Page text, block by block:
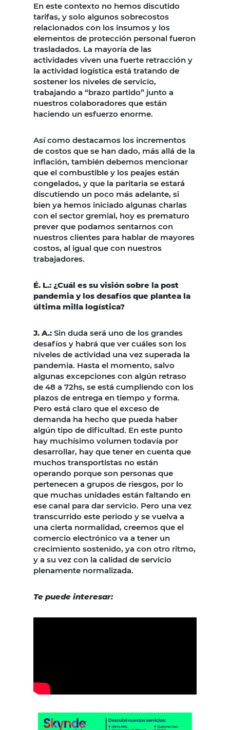
En este contexto no hemos discutido
tarifas, y solo algunos sobrecostos
relacionados con los insumos y los
elementos de protección personal fueron
trasladados. La mayoría de las
actividades viven una fuerte retracción y
la actividad logística está tratando de
sostener los niveles de servicio,
trabajando a “brazo partido” junto a
nuestros colaboradores que están
haciendo un esfuerzo enorme.
Así como destacamos los incrementos
de costos que se han dado, más allá de la
inflación, también debemos mencionar
que el combustible y los peajes están
congelados, y que la paritaria se estará
discutiendo un poco más adelante, si
bien ya hemos iniciado algunas charlas
con el sector gremial, hoy es prematuro
prever que podamos sentarnos con
nuestros clientes para hablar de mayores
costos, al igual que con nuestros
trabajadores.
É. L.: ¿Cuál es su visión sobre la post
pandemia y los desafíos que plantea la
última milla logística?
J. A.: Sin duda será uno de los grandes
desafíos y habrá que ver cuáles son los
niveles de actividad una vez superada la
pandemia. Hasta el momento, salvo
algunas excepciones con algún retraso
de 48 a 72hs, se está cumpliendo con los
plazos de entrega en tiempo y forma.
Pero está claro que el exceso de
demanda ha hecho que pueda haber
algún tipo de dificultad. En este punto
hay muchísimo volumen todavía por
desarrollar, hay que tener en cuenta que
muchos transportistas no están
operando porque son personas que
pertenecen a grupos de riesgos, por lo
que muchas unidades están faltando en
ese canal para dar servicio. Pero una vez
transcurrido este periodo y se vuelva a
una cierta normalidad, creemos que el
comercio electrónico va a tener un
crecimiento sostenido, ya con otro ritmo,
y a su vez con la calidad de servicio
plenamente normalizada.
Te puede interesar: